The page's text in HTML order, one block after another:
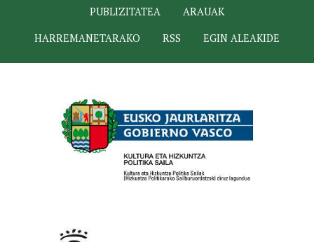
PUBLIZITATEA
ARAUAK
HARREMANETARAKO
RSS EGIN ALEAKIDE